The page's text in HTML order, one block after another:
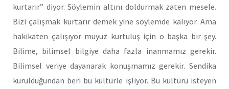
kurtarır” diyor. Söylemin altını doldurmak zaten mesele.
Bizi çalışmak kurtarır demek yine söylemde kalıyor. Ama
hakikaten çalışıyor muyuz kurtuluş için o başka bir şey.
Bilime, bilimsel bilgiye daha fazla inanmamız gerekir.
Bilimsel veriye dayanarak konuşmamız gerekir. Sendika
kurulduğundan beri bu kültürle işliyor. Bu kültürü isteyen